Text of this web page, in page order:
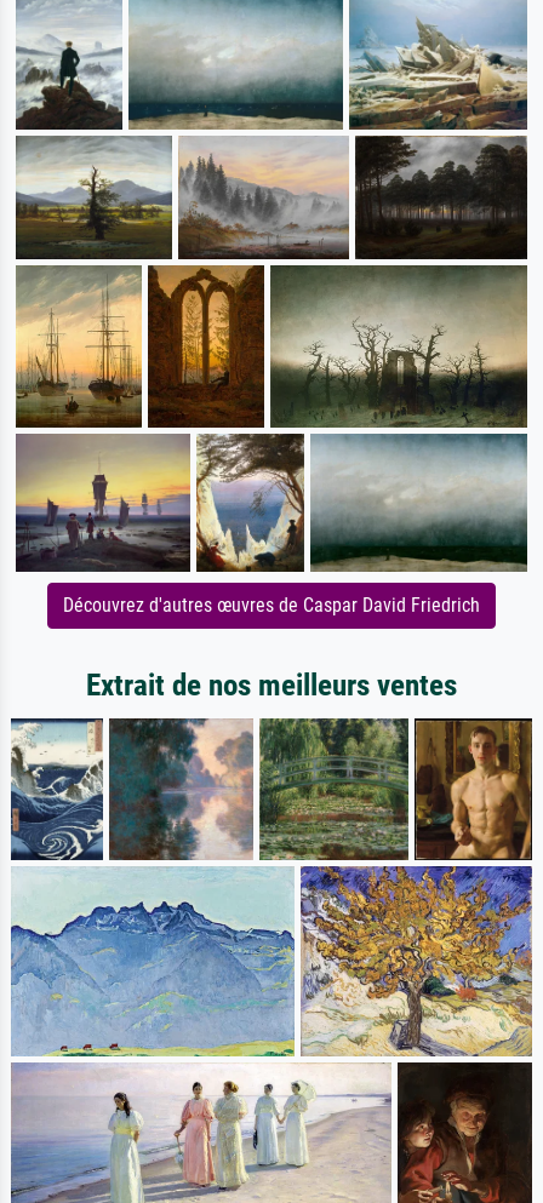
Découvrez d'autres œuvres de Caspar David Friedrich
Extrait de nos meilleurs ventes